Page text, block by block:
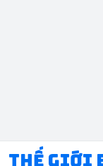
Thế Giới